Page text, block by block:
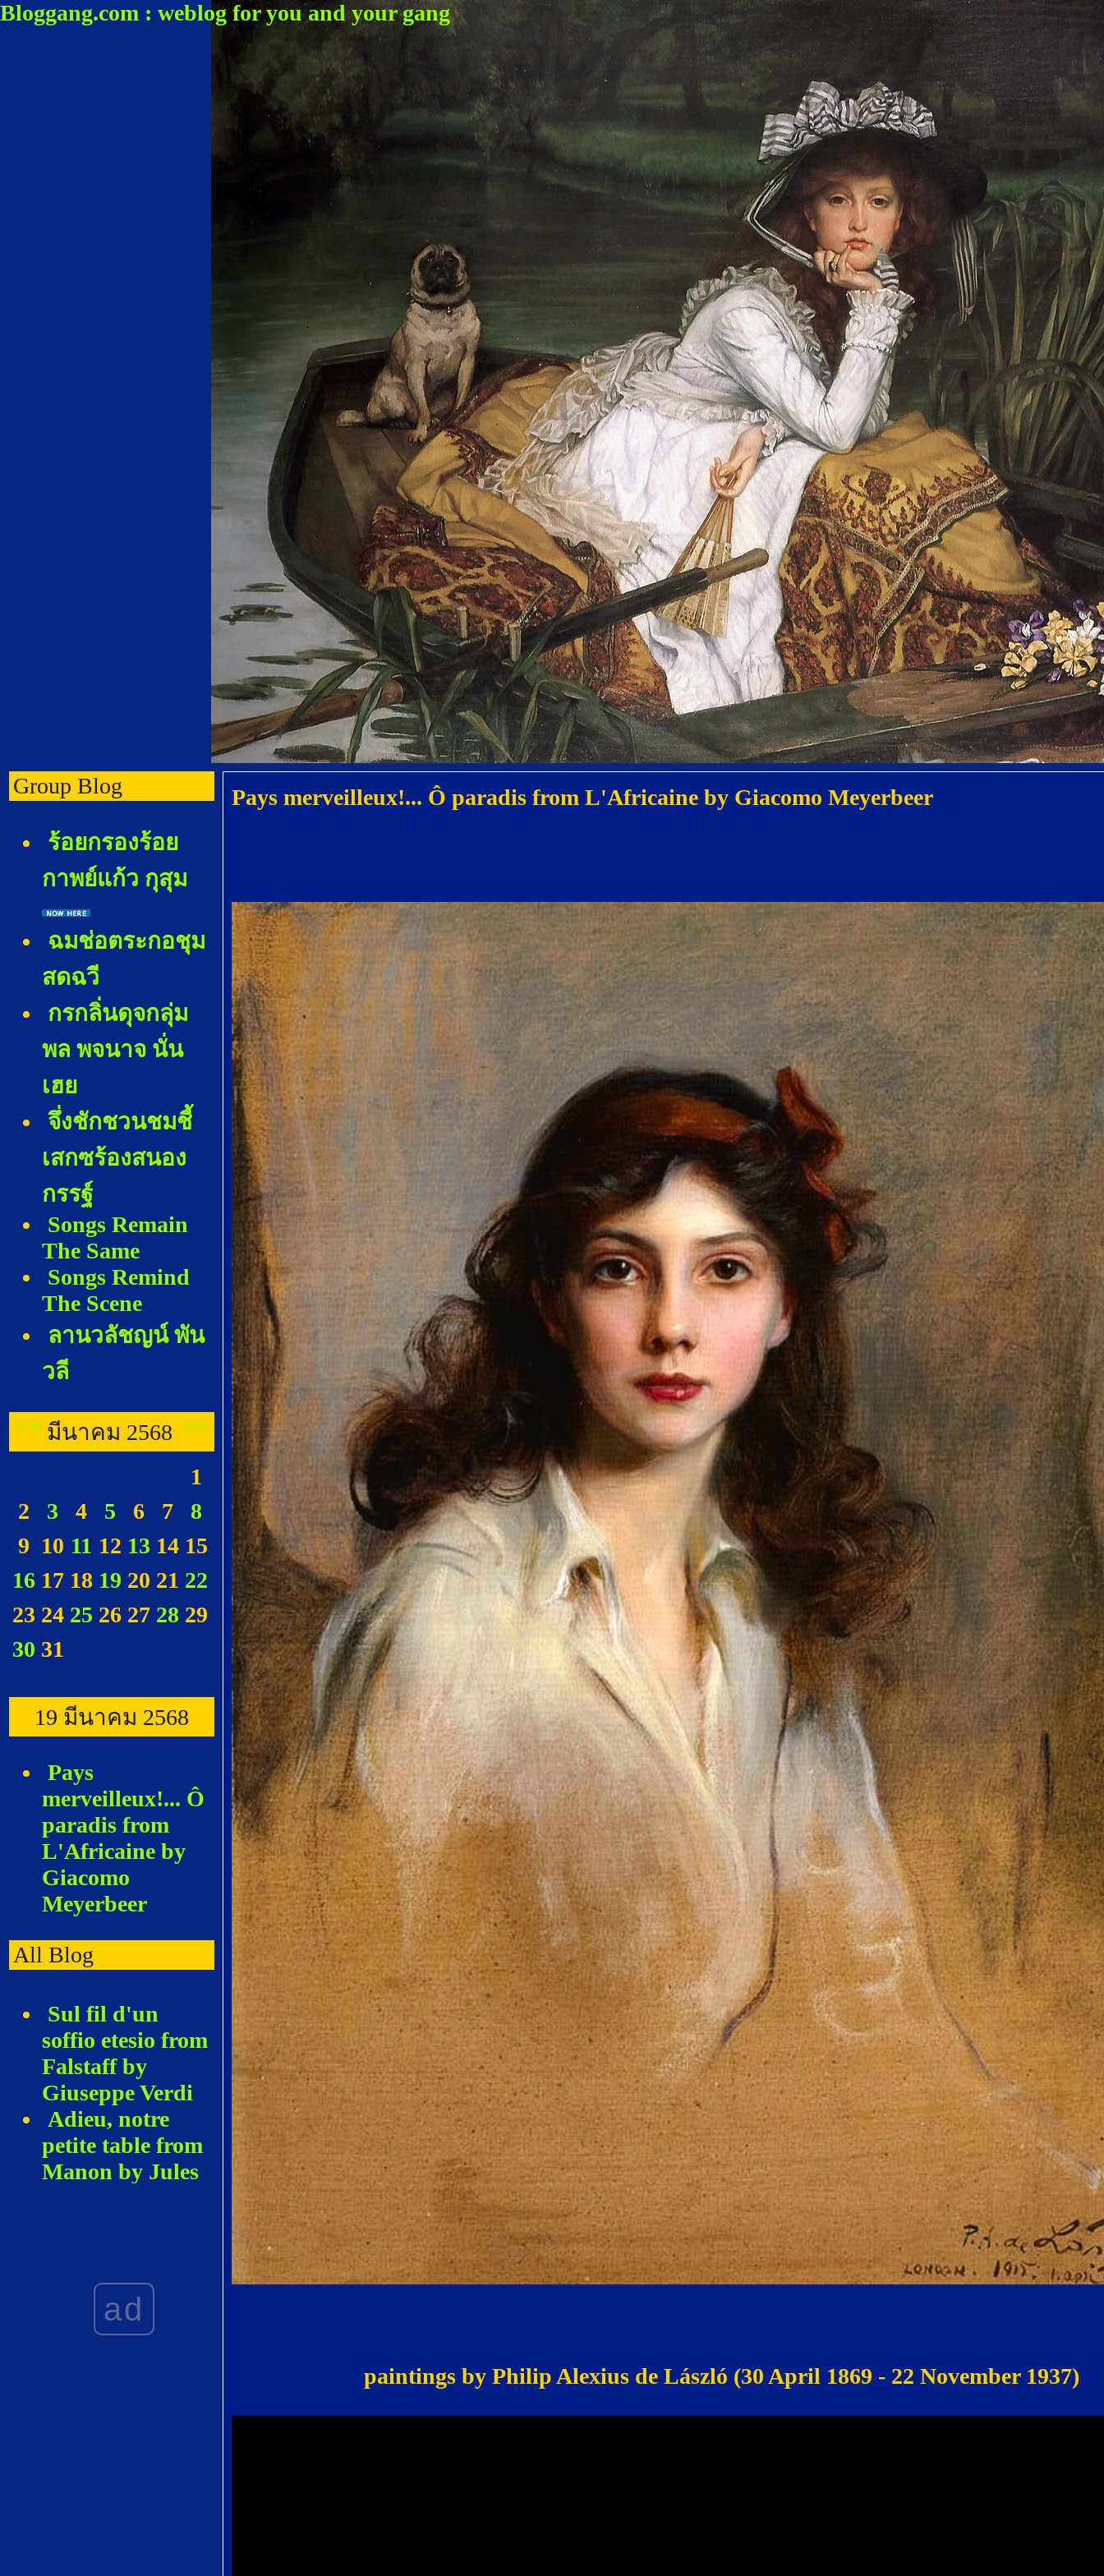
Bloggang.com : weblog for you and your gang
Group Blog
ร้อยกรองร้อ
กาพย์แก้ว กุสุม
ฉมช่อตระกอชุม
สดฉวี
กรกลิ่นดุจกลุ่ม
พล พจนาจ นั่น
เฮ
จึ่งชักชวนชมชี้
เสกซร้องสนอง
กรรฐ์
Songs Remain
The Same
Songs Remind
The Scene
ลานวลัชญน์ พัน
วลี
<< มีนาคม 2568 >>
1
2
3 4 5 6 7
8
9 10 11 12 13 14 15
16 17 18 19 20 21 22
23 24 25 26 27 28 29
30 31
19 มีนาคม 2568
Pays
merveilleux!... Ô
paradis from
L'Africaine by
Giacomo
Meyerbeer
All Blog
Sul fil d'un
soffio etesio from
Falstaff by
Giuseppe Verdi
Adieu, notre
petite table from
Manon by Jules
Gioachino
Rossin
Stizzoso mio,
ad
Pays merveilleux!... Ô paradis from L'Africaine by Giacomo Meyerbeer
paintings by Philip Alexius de László (30 April 1869 - 22 November 1937)